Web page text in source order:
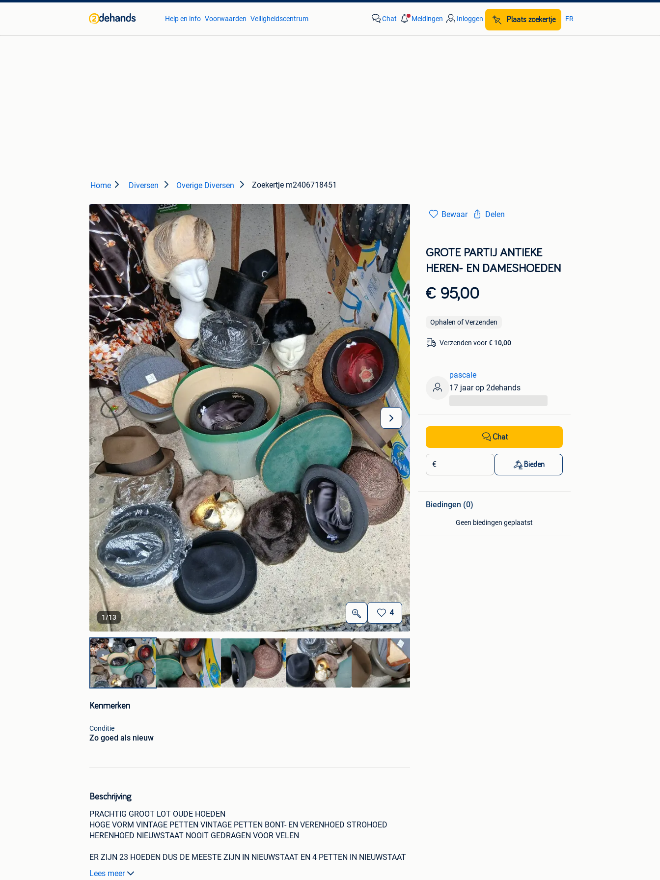
Help en info Voorwaarden Veiligheidscentrum Chat Meldingen Inloggen Plaats zoekertje FR
Home Diversen Overige Diversen Zoekertje m2406718451
1/13
4
Kenmerken
Conditie
Zo goed als nieuw
Beschrijving
PRACHTIG GROOT LOT OUDE HOEDEN
HOGE VORM VINTAGE PETTEN VINTAGE PETTEN BONT- EN VERENHOED STROHOED
HERENHOED NIEUWSTAAT NOOIT GEDRAGEN VOOR VELEN
ER ZIJN 23 HOEDEN DUS DE MEESTE ZIJN IN NIEUWSTAAT EN 4 PETTEN IN NIEUWSTAAT
OOK NOOIT GEDRAGEN
Lees meer
Bewaar Delen
GROTE PARTIJ ANTIEKE
HEREN- EN DAMESHOEDEN
€ 95,00
Ophalen of Verzenden
Verzenden voor€ 10,00
pascale
17 jaar op 2dehands
Chat
€ Bieden
Biedingen (0)
Geen biedingen geplaatst